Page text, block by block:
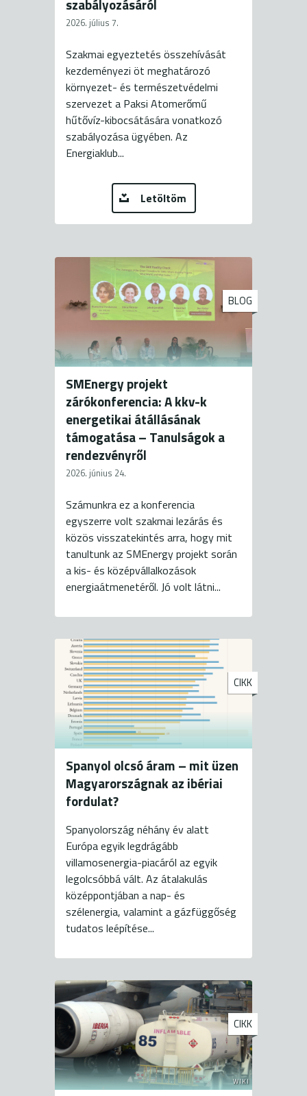
szabályozásáról
2026. július 7.
Szakmai egyeztetés összehívását
kezdeményezi öt meghatározó
környezet- és természetvédelmi
szervezet a Paksi Atomerőmű
hűtővíz-kibocsátására vonatkozó
szabályozása ügyében. Az
Energiaklub...
Letöltöm
BLOG
SMEnergy projekt
zárókonferencia: A kkv-k
energetikai átállásának
támogatása – Tanulságok a
rendezvényről
2026. június 24.
Számunkra ez a konferencia
egyszerre volt szakmai lezárás és
közös visszatekintés arra, hogy mit
tanultunk az SMEnergy projekt során
a kis- és középvállalkozások
energiaátmenetéről. Jó volt látni...
CIKK
Spanyol olcsó áram – mit üzen
Magyarországnak az ibériai
fordulat?
Spanyolország néhány év alatt
Európa egyik legdrágább
villamosenergia-piacáról az egyik
legolcsóbbá vált. Az átalakulás
középpontjában a nap- és
szélenergia, valamint a gázfüggőség
tudatos leépítése...
WIKI
CIKK